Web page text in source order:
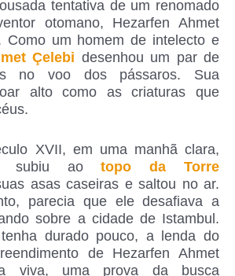
tentativa de um renomado
otomano, Hezarfen Ahmet
Como um homem de intelecto e
Çelebi desenhou um par de
no voo dos pássaros. Sua
alto como as criaturas que
XVII, em uma manhã clara,
subiu aotopo da Torre
asas caseiras e saltou no ar.
parecia que ele desafiava a
sobre a cidade de Istambul.
durado pouco, a lenda do
de Hezarfen Ahmet
viva, uma prova da busca